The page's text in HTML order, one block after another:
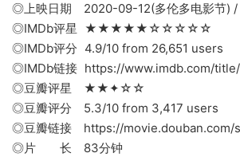
◎上映日期 2020-09-12(多伦多电影节) /
◎IMDb评星 ★★★★★☆☆☆☆☆
◎IMDb评分 4.9/10 from 26,651 users
◎IMDb链接 https://www.imdb.com/
◎豆瓣评星 ★★✦☆☆
◎豆瓣评分 5.3/10 from 3,417 users
◎豆瓣链接 https://movie.douban.com/
◎片 长 83分钟